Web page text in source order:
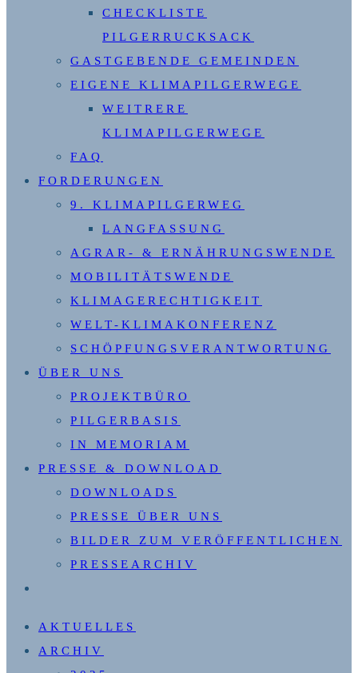
CHECKLISTE
PILGERRUCKSACK
GASTGEBENDE GEMEINDEN
EIGENE KLIMAPILGERWEGE
WEITRERE
KLIMAPILGERWEGE
FAQ
FORDERUNGEN
9. KLIMAPILGERWEG
LANGFASSUNG
AGRAR- & ERNÄHRUNGSWENDE
MOBILITÄTSWENDE
KLIMAGERECHTIGKEIT
WELT-KLIMAKONFERENZ
SCHÖPFUNGSVERANTWORTUNG
ÜBER UNS
PROJEKTBÜRO
PILGERBASIS
IN MEMORIAM
PRESSE & DOWNLOAD
DOWNLOADS
PRESSE ÜBER UNS
BILDER ZUM VERÖFFENTLICHEN
PRESSEARCHIV
UMSCHALTEN
AKTUELLES
ARCHIV